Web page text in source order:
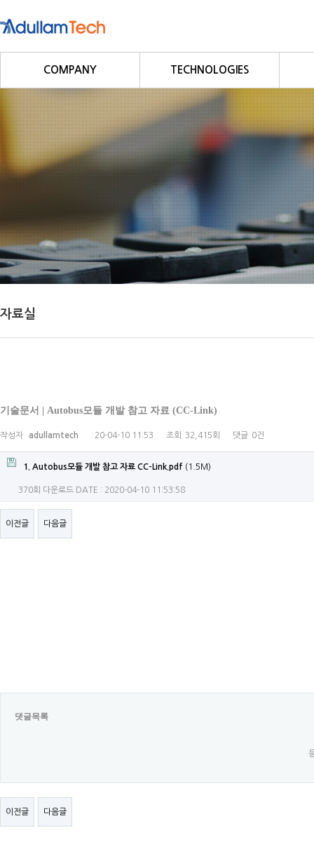
COMPANY TECHNOLOGIES
회사소개
회사연혁
사업영역
Fieldbus
Profibus
DeviceNet
CC-Link
CANopen
Modbus/Modbus TCP
자료실
기술문서 | Autobus모듈 개발 참고 자료 (CC-Link)
작성자 adullamtech 20-04-10 11:53 조회 32,415회 댓글 0건
1. Autobus모듈 개발 참고 자료 CC-Link.pdf (1.5M)
370회 다운로드 DATE : 2020-04-10 11:53:58
이전글 다음글
댓글목록
이전글 다음글